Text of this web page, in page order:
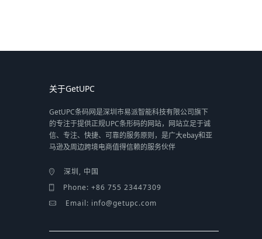
关于GetUPC
GetUPC条码网是深圳市易派智能科技有限公司旗下
的专注于提供正规UPC条形码的网站，网站立足于诚
信、专注、快捷、可靠的服务原则，是广大ebay和亚
马逊及周边跨境电商值得信赖的服务伙伴
深圳, 中国
Phone: +86 755 23447309
Email: info@getupc.com